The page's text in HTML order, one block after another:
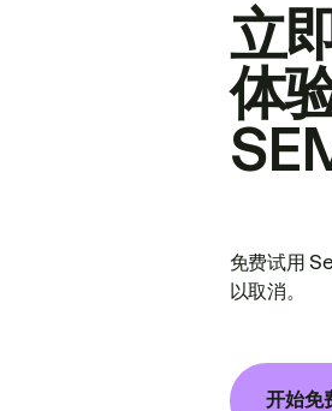
立
体
免费试用
以取消。
开始免